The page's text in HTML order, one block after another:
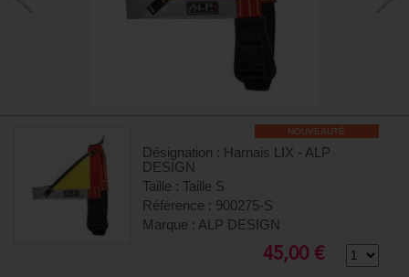
NOUVEAUTÉ
Désignation : Harnais LIX - ALP
DESIGN
Taille : Taille S
Référence : 900275-S
Marque : ALP DESIGN
45,00 €